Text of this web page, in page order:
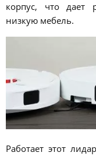
корпус, что дает
низкую мебель.
Работает этот